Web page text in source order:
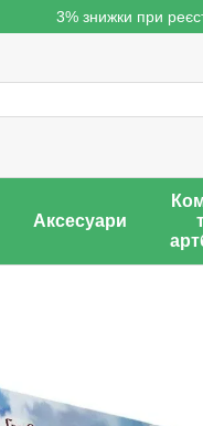
3% знижки при
Аксесуари